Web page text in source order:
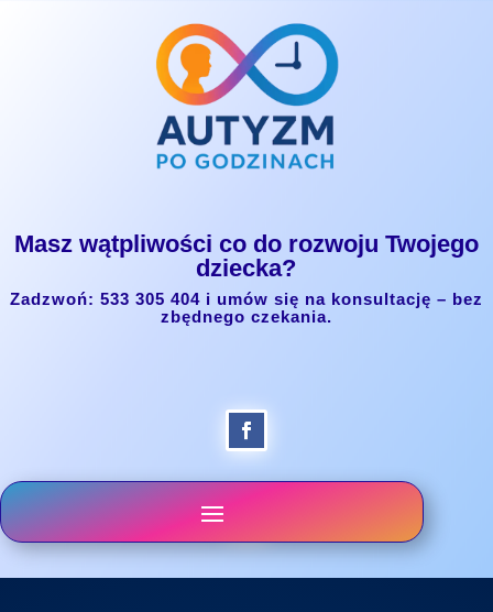
Masz wątpliwości co do rozwoju Twojego
dziecka?
Zadzwoń: 533 305 404 i umów się na konsultację – bez
zbędnego czekania.